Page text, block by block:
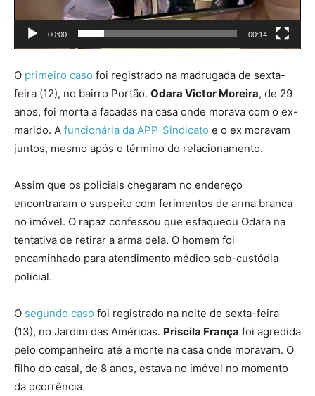
00:00 00:14
O primeiro caso foi registrado na madrugada de sexta-
feira (12), no bairro Portão. Odara Victor Moreira, de 29
anos, foi morta a facadas na casa onde morava com o ex-
marido. A funcionária da APP-Sindicato e o ex moravam
juntos, mesmo após o término do relacionamento.
Assim que os policiais chegaram no endereço
encontraram o suspeito com ferimentos de arma branca
no imóvel. O rapaz confessou que esfaqueou Odara na
tentativa de retirar a arma dela. O homem foi
encaminhado para atendimento médico sob-custódia
policial.
O segundo caso foi registrado na noite de sexta-feira
(13), no Jardim das Américas. Priscila França foi agredida
pelo companheiro até a morte na casa onde moravam. O
filho do casal, de 8 anos, estava no imóvel no momento
da ocorrência.